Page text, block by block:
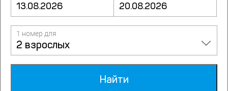
Собственный пляж
1 номер для
2 взрослых
Найти